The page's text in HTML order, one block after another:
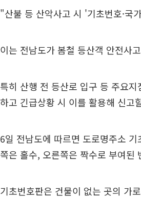
"산불 등 산악사고 시 '기초번호·국
이는 전남도가 봄철 등산객 안전사
특히 산행 전 등산로 입구 등 주요
하고 긴급상황 시 이를 활용해 신고
6일 전남도에 따르면 도로명주소
쪽은 홀수, 오른쪽은 짝수로 부여된
기초번호판은 건물이 없는 곳의 가